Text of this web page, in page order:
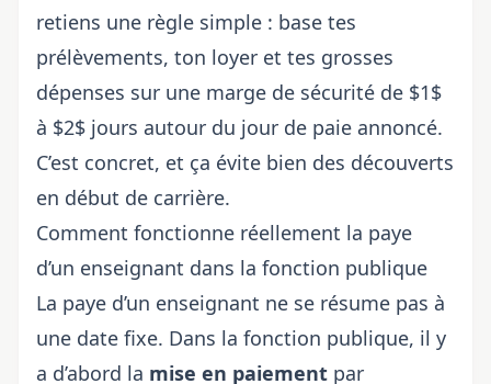
retiens une règle simple : base tes
prélèvements, ton loyer et tes grosses
dépenses sur une marge de sécurité de $1$
à $2$ jours autour du jour de paie annoncé.
C’est concret, et ça évite bien des découverts
en début de carrière.
Comment fonctionne réellement la paye
d’un enseignant dans la fonction publique
La paye d’un enseignant ne se résume pas à
une date fixe. Dans la fonction publique, il y
a d’abord la mise en paiement par